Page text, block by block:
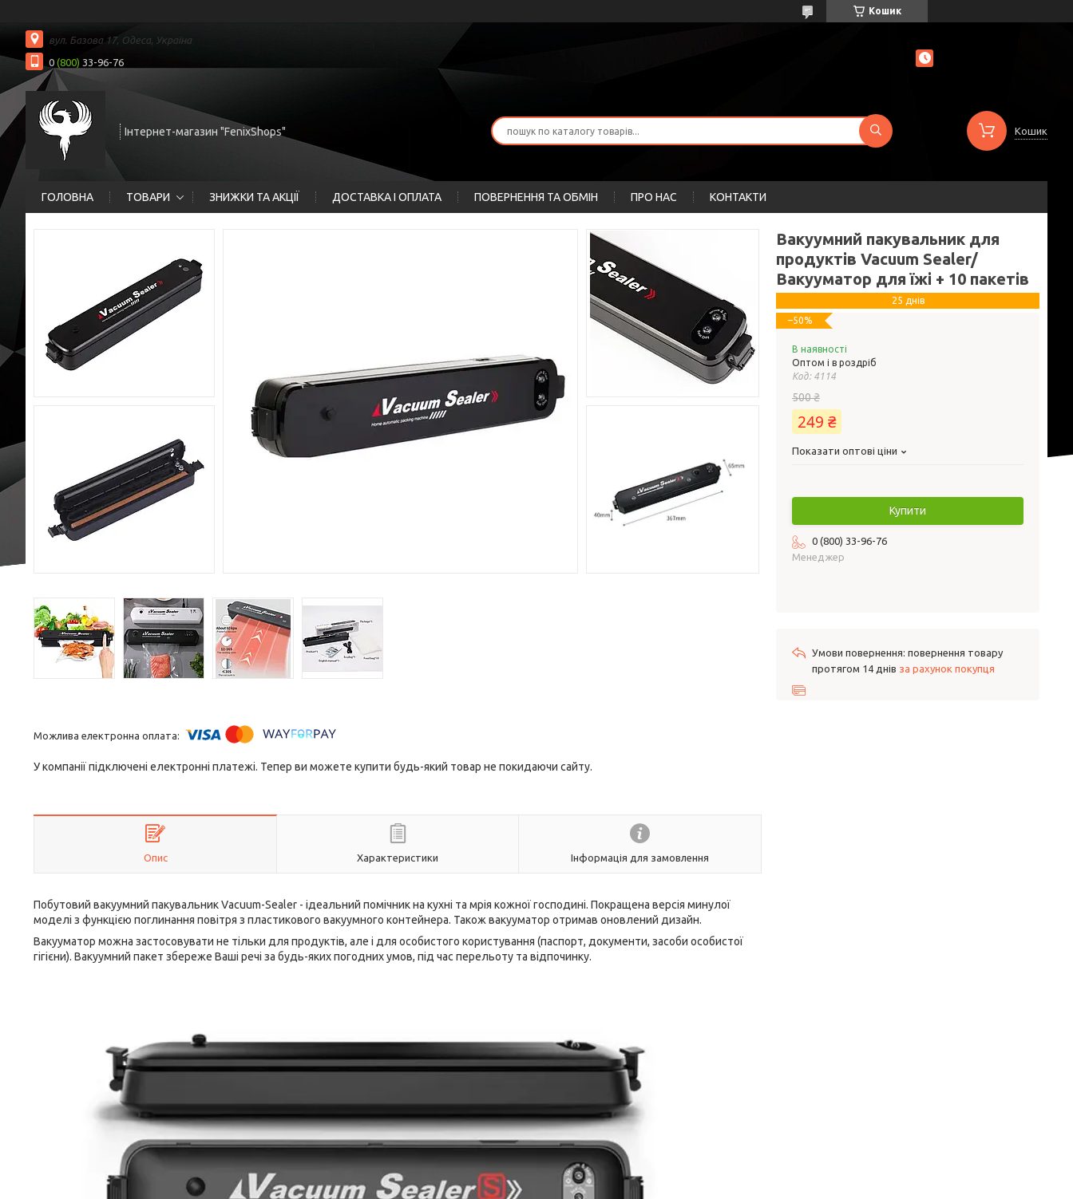
Кошик
вул. Базова 17, Одеса, Україна
0 (800) 33-96-76
Інтернет-магазин "FenixShops" Кошик
ГОЛОВНА ТОВАРИ ЗНИЖКИ ТА АКЦІЇ ДОСТАВКА І ОПЛАТА ПОВЕРНЕННЯ ТА ОБМІН ПРО НАС КОНТАКТИ
У компанії підключені електронні платежі. Тепер ви можете купити будь-який товар не покидаючи сайту.
Опис Характеристики Інформація для замовлення
Побутовий вакуумний пакувальник Vacuum-Sealer - ідеальний помічник на кухні та мрія кожної господині. Покращена версія минулої
моделі з функцією поглинання повітря з пластикового вакуумного контейнера. Також вакууматор отримав оновлений дизайн.
Вакууматор можна застосовувати не тільки для продуктів, але і для особистого користування (паспорт, документи, засоби особистої
гігієни). Вакуумний пакет збереже Ваші речі за будь-яких погодних умов, під час перельоту та відпочинку.
Вакуумний пакувальник для
продуктів Vacuum Sealer/
Вакууматор для їжі + 10 пакетів
25 днів
–50%
В наявності
Оптом і в роздріб
Код: 4114
500 ₴
249 ₴
Показати оптові ціни
Купити
0 (800) 33-96-76
Менеджер
повернення товару
протягом 14 днів за рахунок покупця